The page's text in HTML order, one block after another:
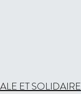
ET SOLIDAIRE